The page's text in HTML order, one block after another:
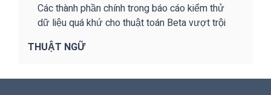
Các thành phần chính trong báo cáo kiểm thử
dữ liệu quá khứ cho thuật toán Beta vượt trội
THUẬT NGỮ